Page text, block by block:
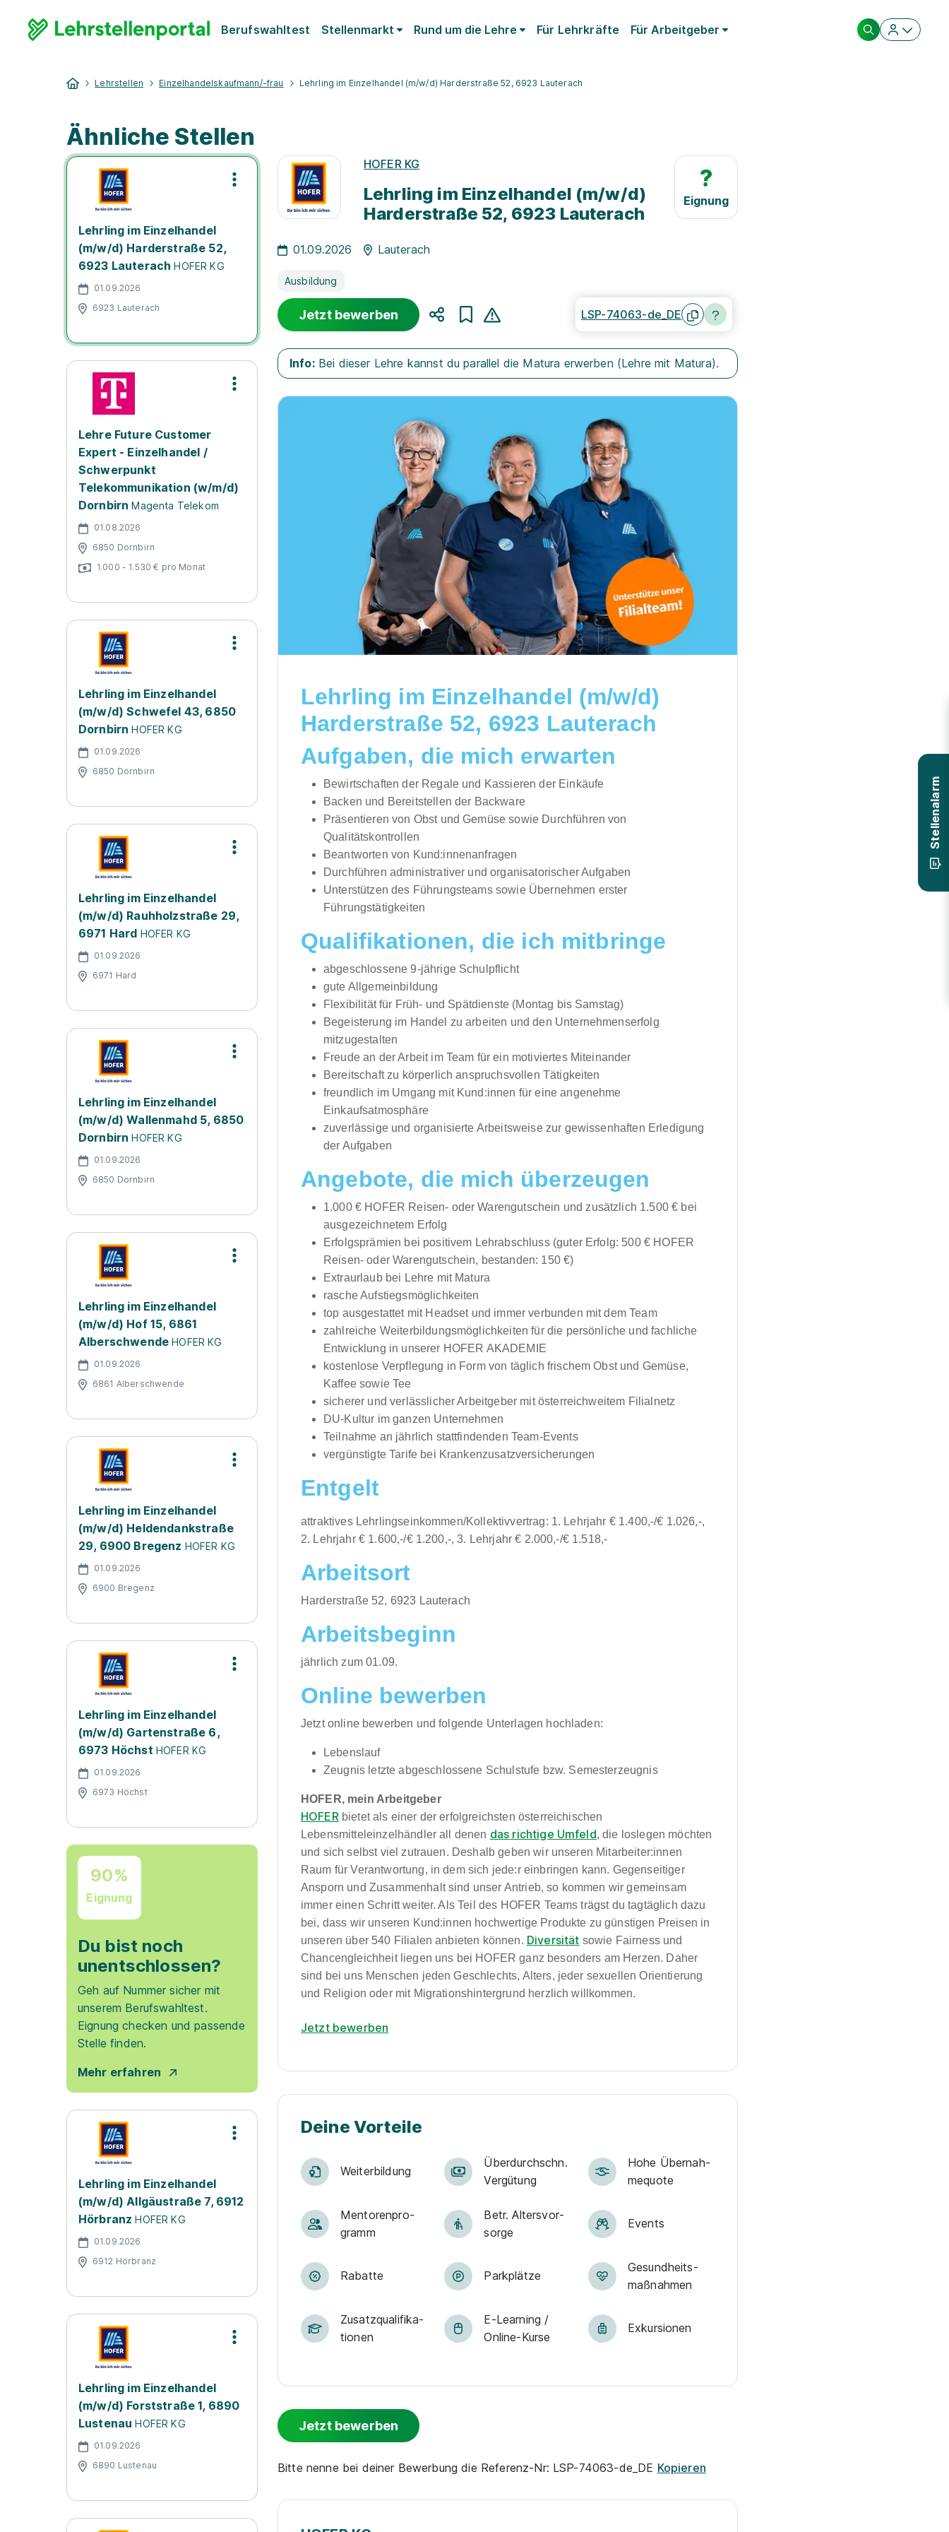
Berufswahltest Stellenmarkt Rund um die Lehre Für Lehrkräfte Für Arbeitgeber
Lehrstellen Einzelhandelskaufmann/-frau Lehrling im Einzelhandel (m/w/d) Harderstraße 52, 6923 Lauterach
Ähnliche Stellen
Lehrling im Einzelhandel
(m/w/d) Harderstraße 52,
6923 Lauterach HOFER KG
01.09.2026
6923 Lauterach
Lehre Future Customer
Expert - Einzelhandel /
Schwerpunkt
Telekommunikation (w/m/d)
Dornbirn Magenta Telekom
01.08.2026
6850 Dornbirn
1.000 - 1.530 € pro Monat
Lehrling im Einzelhandel
(m/w/d) Schwefel 43, 6850
Dornbirn HOFER KG
01.09.2026
6850 Dornbirn
Lehrling im Einzelhandel
(m/w/d) Rauhholzstraße 29,
6971 Hard HOFER KG
01.09.2026
6971 Hard
Lehrling im Einzelhandel
(m/w/d) Wallenmahd 5, 6850
Dornbirn HOFER KG
01.09.2026
6850 Dornbirn
Lehrling im Einzelhandel
(m/w/d) Hof 15, 6861
Alberschwende HOFER KG
01.09.2026
6861 Alberschwende
Lehrling im Einzelhandel
(m/w/d) Heldendankstraße
29, 6900 Bregenz HOFER KG
01.09.2026
6900 Bregenz
Lehrling im Einzelhandel
(m/w/d) Gartenstraße 6,
6973 Höchst HOFER KG
01.09.2026
6973 Höchst
90%
Eignung
Du bist noch
unentschlossen?
Geh auf Nummer sicher mit
unserem Berufswahltest.
Eignung checken und passende
Stelle finden.
Mehr erfahren
Lehrling im Einzelhandel
(m/w/d) Allgäustraße 7, 6912
Hörbranz HOFER KG
01.09.2026
6912 Hörbranz
Lehrling im Einzelhandel
(m/w/d) Forststraße 1, 6890
Lustenau HOFER KG
01.09.2026
6890 Lustenau
?
Eignung
HOFER KG
Lehrling im Einzelhandel (m/w/d)
Harderstraße 52, 6923 Lauterach
01.09.2026 Lauterach
Ausbildung
Jetzt bewerben LSP-74063-de_DE
Info: Bei dieser Lehre kannst du parallel die Matura erwerben (Lehre mit Matura).
Lehrling im Einzelhandel (m/w/d)
Harderstraße 52, 6923 Lauterach
Aufgaben, die mich erwarten
Bewirtschaften der Regale und Kassieren der Einkäufe
Backen und Bereitstellen der Backware
Präsentieren von Obst und Gemüse sowie Durchführen von
Qualitätskontrollen
Beantworten von Kund:innenanfragen
Durchführen administrativer und organisatorischer Aufgaben
Unterstützen des Führungsteams sowie Übernehmen erster
Führungstätigkeiten
Qualifikationen, die ich mitbringe
abgeschlossene 9-jährige Schulpflicht
gute Allgemeinbildung
Flexibilität für Früh- und Spätdienste (Montag bis Samstag)
Begeisterung im Handel zu arbeiten und den Unternehmenserfolg
mitzugestalten
Freude an der Arbeit im Team für ein motiviertes Miteinander
Bereitschaft zu körperlich anspruchsvollen Tätigkeiten
freundlich im Umgang mit Kund:innen für eine angenehme
Einkaufsatmosphäre
zuverlässige und organisierte Arbeitsweise zur gewissenhaften Erledigung
der Aufgaben
Angebote, die mich überzeugen
1.000 € HOFER Reisen- oder Warengutschein und zusätzlich 1.500 € bei
ausgezeichnetem Erfolg
Erfolgsprämien bei positivem Lehrabschluss (guter Erfolg: 500 € HOFER
Reisen- oder Warengutschein, bestanden: 150 €)
Extraurlaub bei Lehre mit Matura
rasche Aufstiegsmöglichkeiten
top ausgestattet mit Headset und immer verbunden mit dem Team
zahlreiche Weiterbildungsmöglichkeiten für die persönliche und fachliche
Entwicklung in unserer HOFER AKADEMIE
kostenlose Verpflegung in Form von täglich frischem Obst und Gemüse,
Kaffee sowie Tee
sicherer und verlässlicher Arbeitgeber mit österreichweitem Filialnetz
DU-Kultur im ganzen Unternehmen
Teilnahme an jährlich stattfindenden Team-Events
vergünstigte Tarife bei Krankenzusatzversicherungen
Entgelt
attraktives Lehrlingseinkommen/Kollektivvertrag: 1. Lehrjahr € 1.400,-/€ 1.026,-,
2. Lehrjahr € 1.600,-/€ 1.200,-, 3. Lehrjahr € 2.000,-/€ 1.518,-
Arbeitsort
​Harderstraße 52, 6923 Lauterach​​
Arbeitsbeginn
jährlich zum 01.09.​
Online bewerben
Jetzt online bewerben und folgende Unterlagen hochladen:
Lebenslauf
Zeugnis letzte abgeschlossene Schulstufe bzw. Semesterzeugnis
HOFER, mein Arbeitgeber
HOFER bietet als einer der erfolgreichsten österreichischen
Lebensmitteleinzelhändler all denen das richtige Umfeld, die loslegen möchten
und sich selbst viel zutrauen. Deshalb geben wir unseren Mitarbeiter:innen
Raum für Verantwortung, in dem sich jede:r einbringen kann. Gegenseitiger
Ansporn und Zusammenhalt sind unser Antrieb, so kommen wir gemeinsam
immer einen Schritt weiter. Als Teil des HOFER Teams trägst du tagtäglich dazu
bei, dass wir unseren Kund:innen hochwertige Produkte zu günstigen Preisen in
unseren über 540 Filialen anbieten können. Diversität sowie Fairness und
Chancengleichheit liegen uns bei HOFER ganz besonders am Herzen. Daher
sind bei uns Menschen jeden Geschlechts, Alters, jeder sexuellen Orientierung
und Religion oder mit Migrationshintergrund herzlich willkommen.
Jetzt bewerben
Deine Vorteile
Weiter­bildung
Über­durch­schn.
Ver­gü­tung
Hohe Über­nah­
me­quote
Men­to­ren­pro­
gramm
Betr. Alters­vor­
sorge
Events
Rabatte Park­plätze
Ge­sund­heits­
maß­nah­men
Zu­satz­qua­li­fi­ka­
tio­nen
E-Lear­ning /
On­line-Kur­se
Exkur­sionen
Jetzt bewerben
Bitte nenne bei deiner Bewerbung die Referenz-Nr: LSP-74063-de_DE Kopieren
Stellenalarm